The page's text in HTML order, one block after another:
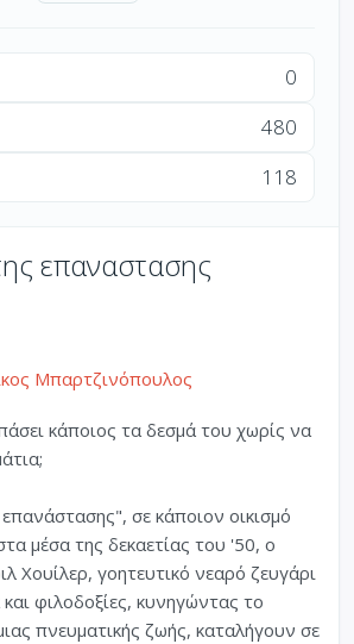
0
480
118
επαναστασης
Μπαρτζινόπουλος
κάποιος τα δεσμά του χωρίς να
σε κάποιον οικισμό
μέσα της δεκαετίας του '50, ο
Χουίλερ, γοητευτικό νεαρό ζευγάρι
φιλοδοξίες, κυνηγώντας το
πνευματικής ζωής, καταλήγουν σε